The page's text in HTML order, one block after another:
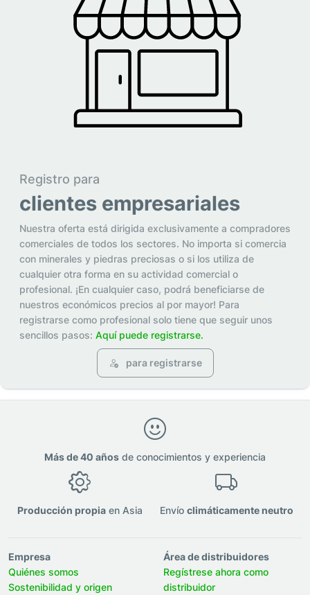
Registro para
clientes empresariales
Nuestra oferta está dirigida exclusivamente a compradores
comerciales de todos los sectores. No importa si comercia
con minerales y piedras preciosas o si los utiliza de
cualquier otra forma en su actividad comercial o
profesional. ¡En cualquier caso, podrá beneficiarse de
nuestros económicos precios al por mayor! Para
registrarse como profesional solo tiene que seguir unos
sencillos pasos: Aquí puede registrarse.
para registrarse
Más de 40 años de conocimientos y experiencia
Producción propiaen Asia Envío climáticamente neutro
Empresa
Quiénes somos
Sostenibilidad y origen
Área de distribuidores
Regístrese ahora como
distribuidor